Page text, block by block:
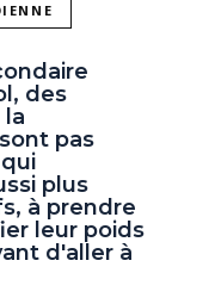
des
la
pas
plus
à prendre
leur poids
d'aller à